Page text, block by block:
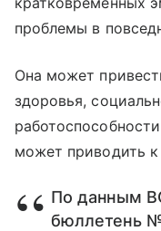
проблемы в
Она может
здоровья,
может приводить к
По данным
бюллетень